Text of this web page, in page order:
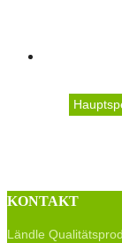
KONTAKT
Ländle